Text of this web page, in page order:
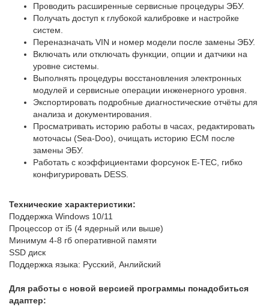
Проводить расширенные сервисные процедуры ЭБУ.
Получать доступ к глубокой калибровке и настройке
систем.
Переназначать VIN и номер модели после замены ЭБУ.
Включать или отключать функции, опции и датчики на
уровне системы.
Выполнять процедуры восстановления электронных
модулей и сервисные операции инженерного уровня.
Экспортировать подробные диагностические отчёты для
анализа и документирования.
Просматривать историю работы в часах, редактировать
моточасы (Sea-Doo), очищать историю ECM после
замены ЭБУ.
Работать с коэффициентами форсунок E-TEC, гибко
конфигурировать DESS.
Технические характеристики:
Поддержка Windows 10/11
Процессор от i5 (4 ядерный или выше)
Минимум 4-8 гб оперативной памяти
SSD диск
Поддержка языка: Русский, Анлийский
Для работы с новой версией программы понадобиться
адаптер: